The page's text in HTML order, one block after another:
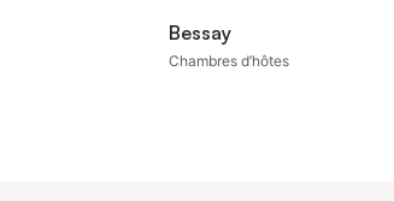
Bessay
Chambres d’hôtes